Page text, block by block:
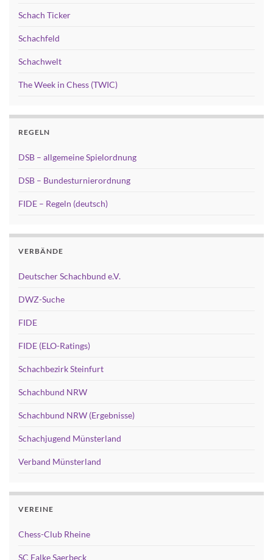
Schach Ticker
Schachfeld
Schachwelt
The Week in Chess (TWIC)
REGELN
DSB – allgemeine Spielordnung
DSB – Bundesturnierordnung
FIDE – Regeln (deutsch)
VERBÄNDE
Deutscher Schachbund e.V.
DWZ-Suche
FIDE
FIDE (ELO-Ratings)
Schachbezirk Steinfurt
Schachbund NRW
Schachbund NRW (Ergebnisse)
Schachjugend Münsterland
Verband Münsterland
VEREINE
Chess-Club Rheine
SC Falke Saerbeck